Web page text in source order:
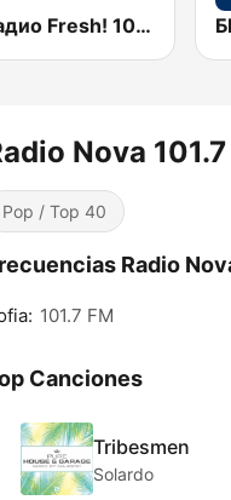
Радио Fresh! 100.3 FM
Nova
Pop / Top 40
Radio
101.7 FM
Canciones
Tribesmen
Solardo